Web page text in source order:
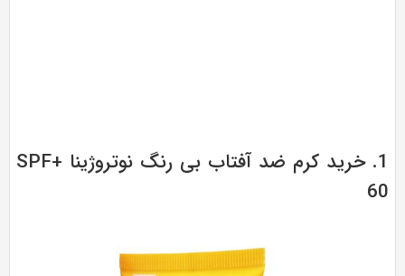
1. خرید کرم ضد آفتاب بی رنگ نوتروژینا +SPF